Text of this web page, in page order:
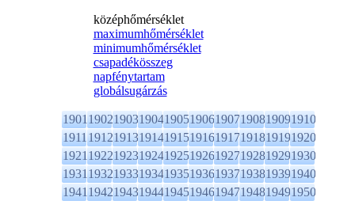
középhőmérséklet
maximumhőmérséklet
minimumhőmérséklet
csapadékösszeg
napfénytartam
globálsugárzás
1901190219031904190519061907190819091910
1911191219131914191519161917191819191920
1921192219231924192519261927192819291930
1931193219331934193519361937193819391940
1941194219431944194519461947194819491950